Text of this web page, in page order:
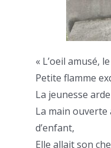
« L’oeil amusé,
Petite flamme
La jeunesse
La main ouverte
d’enfant,
Elle allait son